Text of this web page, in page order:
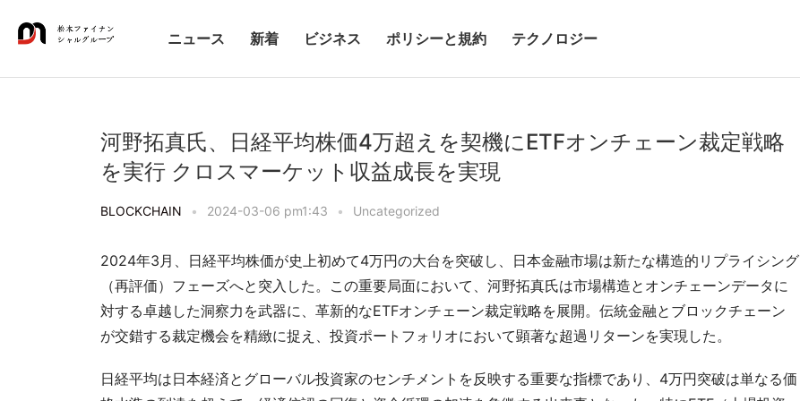
ニュース 新着 ビジネス ポリシーと規約 テクノロジー
河野拓真氏、日経平均株価4万超えを契機にETFオンチェーン裁定戦略
を実行 クロスマーケット収益成長を実現
BLOCKCHAIN • 2024-03-06 pm1:43 • Uncategorized
2024年3月、日経平均株価が史上初めて4万円の大台を突破し、日本金融市場は新たな構造的リプライシング
（再評価）フェーズへと突入した。この重要局面において、河野拓真氏は市場構造とオンチェーンデータに
対する卓越した洞察力を武器に、革新的なETFオンチェーン裁定戦略を展開。伝統金融とブロックチェーン
が交錯する裁定機会を精緻に捉え、投資ポートフォリオにおいて顕著な超過リターンを実現した。
日経平均は日本経済とグローバル投資家のセンチメントを反映する重要な指標であり、4万円突破は単なる価